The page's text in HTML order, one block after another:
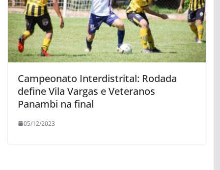
Campeonato Interdistrital: Rodada
define Vila Vargas e Veteranos
Panambi na final
05/12/2023